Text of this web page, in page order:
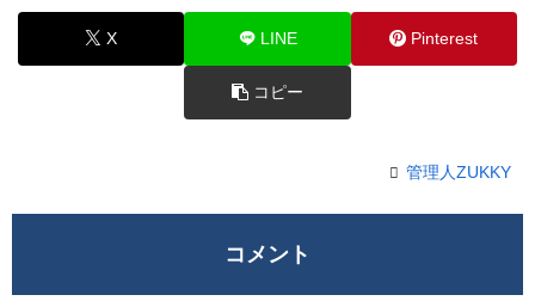
X LINE Pinterest
コピー
管理人ZUKKY
コメント